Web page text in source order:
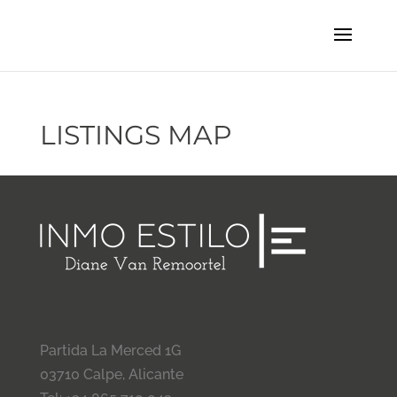
LISTINGS MAP
Partida La Merced 1G
03710 Calpe, Alicante